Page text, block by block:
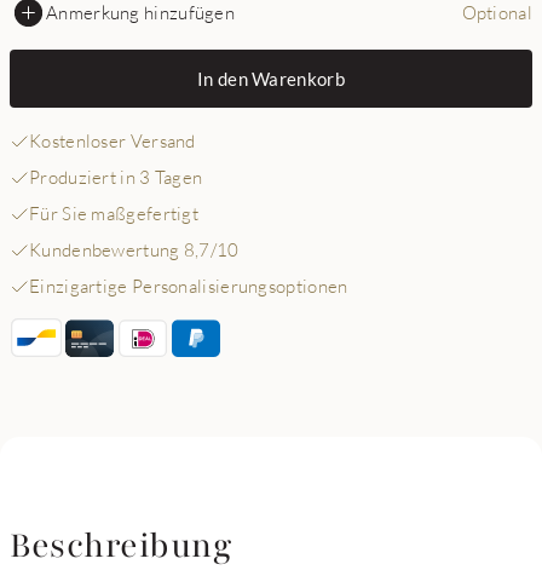
Anmerkung hinzufügen Optional
In den Warenkorb
Kostenloser Versand
Produziert in 3 Tagen
Für Sie maßgefertigt
Kundenbewertung 8,7/10
Einzigartige Personalisierungsoptionen
Beschreibung